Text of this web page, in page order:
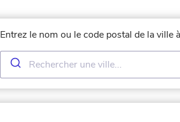
Entrez le nom ou le code postal de la ville